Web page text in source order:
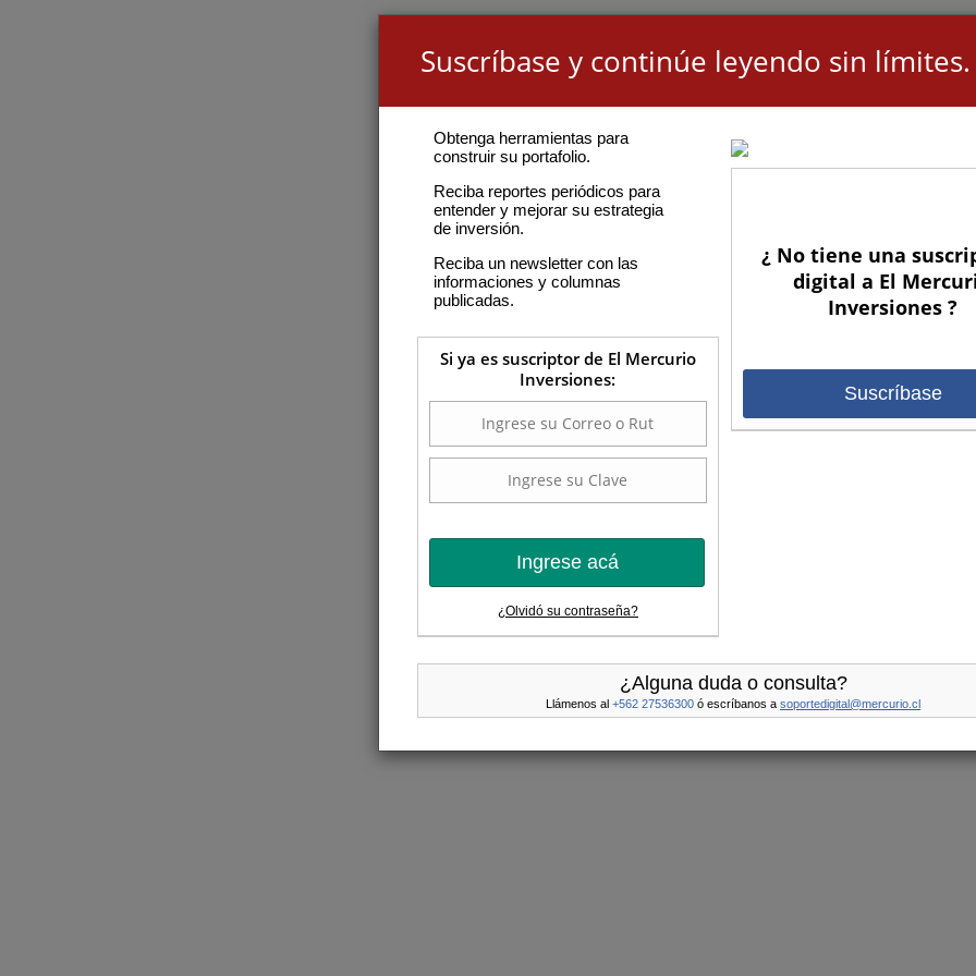
Suscríbase y continúe leyendo sin límites.
Obtenga herramientas para
construir su portafolio.
Reciba reportes periódicos para
entender y mejorar su estrategia
de inversión.
Reciba un newsletter con las
informaciones y columnas
publicadas.
Si ya es suscriptor de El Mercurio
Inversiones:
Ingrese acá
¿Olvidó su contraseña?
¿ No tiene una
digital a El
Inversiones ?
Suscríbase
¿Alguna duda o consulta?
Llámenos al +562 27536300 ó escríbanos a soportedigital@mercurio.cl